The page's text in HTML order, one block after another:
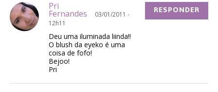
Pri
Fernandes
03/01/2011 -
12h11
Deu uma iluminada liinda!!
O blush da eyeko é uma
coisa de fofo!
Bejoo!
Pri
RESPONDER